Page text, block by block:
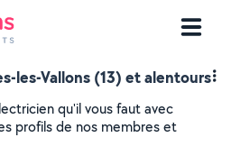
les-Vallons (13) et alentours
qu'il vous faut avec
profils de nos membres et